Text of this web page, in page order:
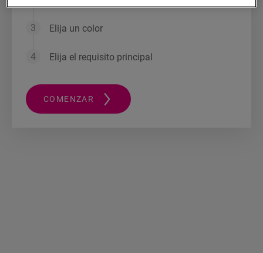
Elija un color
Elija el requisito principal
COMENZAR